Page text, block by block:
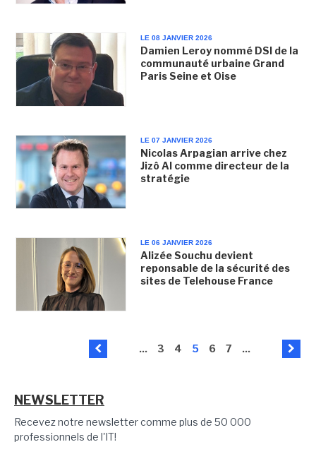
LE 08 JANVIER 2026
Damien Leroy nommé DSI de la
communauté urbaine Grand
Paris Seine et Oise
LE 07 JANVIER 2026
Nicolas Arpagian arrive chez
Jizô AI comme directeur de la
stratégie
LE 06 JANVIER 2026
Alizée Souchu devient
reponsable de la sécurité des
sites de Telehouse France
... 3 4 5 6 7 ...
NEWSLETTER
Recevez notre newsletter comme plus de 50 000
professionnels de l'IT!